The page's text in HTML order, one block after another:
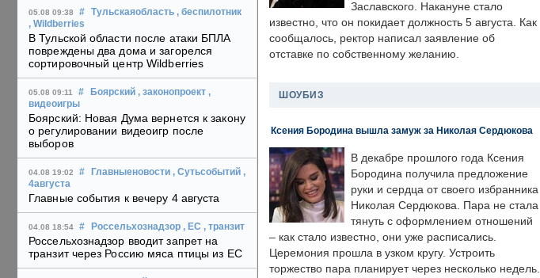
05.08 09:38 # Тульскаяобласть , беспилотник
, Wildberries
В Тульской области после атаки БПЛА
повреждены два дома и загорелся
сортировочный центр Wildberries
05.08 09:11 # Боярский , законопроект ,
видеоигры
Боярский: Новая Дума вернется к закону
о регулировании видеоигр после
выборов
04.08 19:02 # Главныеновости , Сутьсобытий ,
4августа
Главные события к вечеру 4 августа
04.08 18:54 # Россельхознадзор , ЕС , транзит
Россельхознадзор вводит запрет на
транзит через Россию мяса птицы из ЕС
Заславского. Накануне стало
известно, что он покидает должность 5 августа. Как
сообщалось, ректор написал заявление об
отставке по собственному желанию.
ШОУБИЗ
Ксения Бородина вышла замуж за Николая Сердюкова
В декабре прошлого года Ксения
Бородина получила предложение
руки и сердца от своего избранника
Николая Сердюкова. Пара не стала
тянуть с оформлением отношений
– как стало известно, они уже расписались.
Церемония прошла в узком кругу. Устроить
торжество пара планирует через несколько недель.